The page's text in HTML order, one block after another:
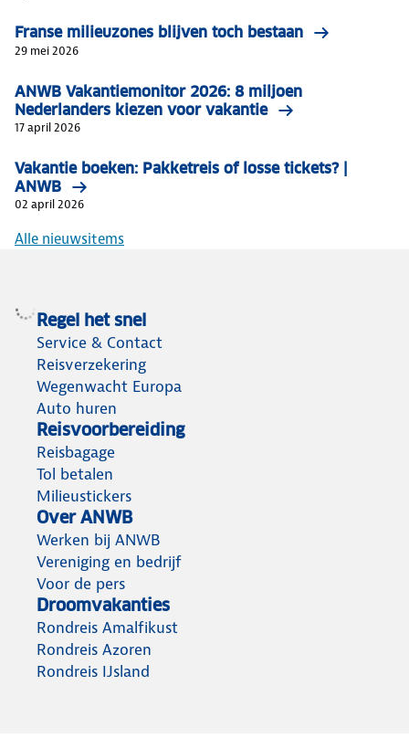
Franse milieuzones blijven toch bestaan
29 mei 2026
ANWB Vakantiemonitor 2026: 8 miljoen
Nederlanders kiezen voor vakantie
17 april 2026
Vakantie boeken: Pakketreis of losse tickets? |
ANWB
02 april 2026
Alle nieuwsitems
Regel het snel
Service & Contact
Reisverzekering
Wegenwacht Europa
Auto huren
Reisvoorbereiding
Reisbagage
Tol betalen
Milieustickers
Over ANWB
Werken bij ANWB
Vereniging en bedrijf
Voor de pers
Droomvakanties
Rondreis Amalfikust
Rondreis Azoren
Rondreis IJsland